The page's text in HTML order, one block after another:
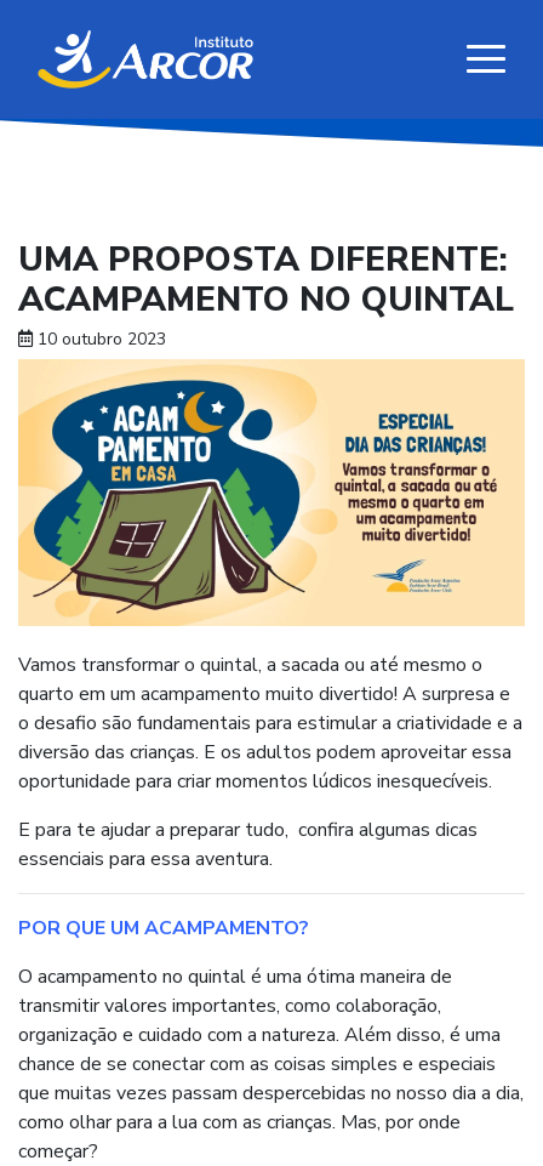
UMA PROPOSTA DIFERENTE:
ACAMPAMENTO NO QUINTAL
10 outubro 2023
Vamos transformar o quintal, a sacada ou até mesmo o
quarto em um acampamento muito divertido! A surpresa e
o desafio são fundamentais para estimular a criatividade e a
diversão das crianças. E os adultos podem aproveitar essa
oportunidade para criar momentos lúdicos inesquecíveis.
E para te ajudar a preparar tudo, confira algumas dicas
essenciais para essa aventura.
POR QUE UM ACAMPAMENTO?
O acampamento no quintal é uma ótima maneira de
transmitir valores importantes, como colaboração,
organização e cuidado com a natureza. Além disso, é uma
chance de se conectar com as coisas simples e especiais
que muitas vezes passam despercebidas no nosso dia a dia,
como olhar para a lua com as crianças. Mas, por onde
começar?